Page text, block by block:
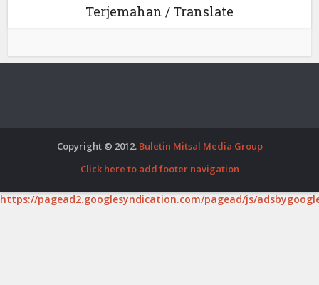
Terjemahan / Translate
Copyright © 2012. Buletin Mitsal Media Group
Click here to add footer navigation
https://pagead2.googlesyndication.com/pagead/js/